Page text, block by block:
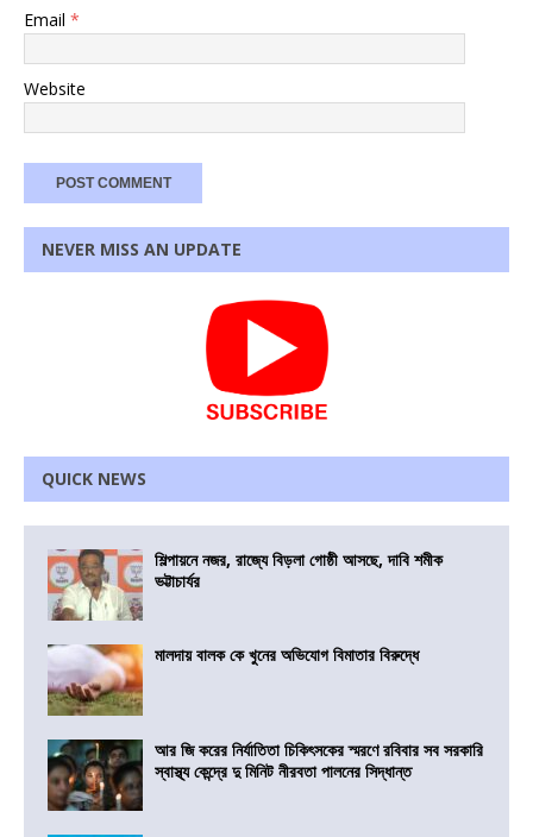
Email *
Website
NEVER MISS AN UPDATE
QUICK NEWS
শিল্পায়নে নজর, রাজ্যে বিড়লা গোষ্ঠী আসছে, দাবি শমীক
ভট্টাচার্যর
মালদায় বালক কে খুনের অভিযোগ বিমাতার বিরুদ্ধে
আর জি করের নির্যাতিতা চিকিৎসকের স্মরণে রবিবার সব সরকারি
স্বাস্থ্য কেন্দ্রে দু মিনিট নীরবতা পালনের সিদ্ধান্ত